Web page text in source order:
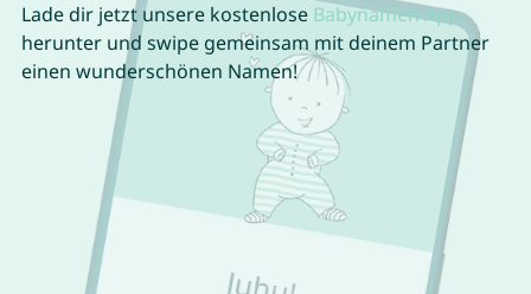
Lade dir jetzt unsere kostenlose Babynamen App
herunter und swipe gemeinsam mit deinem Partner
einen wunderschönen Namen!